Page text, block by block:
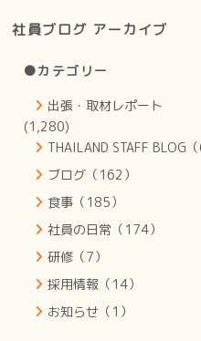
社員ブログ アーカイブ
●カテゴリー
出張・取材レポート
(1,280)
THAILAND STAFF BLOG（
ブログ（162）
食事（185）
社員の日常（174）
研修（7）
採用情報（14）
お知らせ（1）